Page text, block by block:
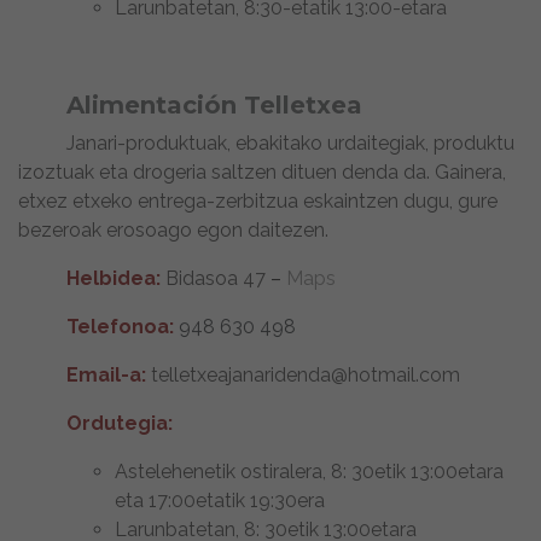
Larunbatetan, 8:30-etatik 13:00-etara
Alimentación Telletxea
Janari-produktuak, ebakitako urdaitegiak, produktu
izoztuak eta drogeria saltzen dituen denda da. Gainera,
etxez etxeko entrega-zerbitzua eskaintzen dugu, gure
bezeroak erosoago egon daitezen.
Helbidea: Bidasoa 47 – Maps
Telefonoa: 948 630 498
Email-a: telletxeajanaridenda@hotmail.com
Ordutegia:
Astelehenetik ostiralera, 8: 30etik 13:00etara
eta 17:00etatik 19:30era
Larunbatetan, 8: 30etik 13:00etara